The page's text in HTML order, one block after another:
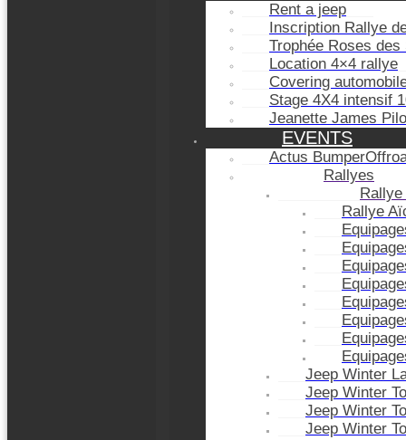
Rent a jeep
Inscription Rallye
Trophée Roses des
Location 4×4 rallye
Covering
Stage 4X4 intensif
Jeanette James
EVENTS
Actus
Rallyes
Rallye
Jeep Winter
Jeep Winter
Jeep Winter
Jeep Winter